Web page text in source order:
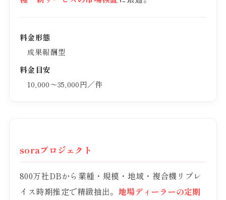
料金形態
成果報酬型
料金目安
10,000〜35,000円／件
soraプロジェクト
800万社DBから業種・規模・地域・複合機リプレ
イス時期推定で精緻抽出。 地場ディーラーの定期